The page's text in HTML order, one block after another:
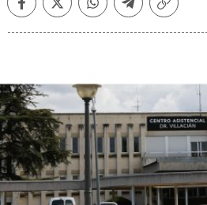
FacebookTwitterWhatsappTelegramCopiar